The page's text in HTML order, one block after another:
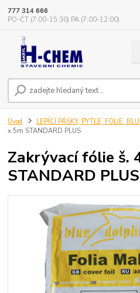
777 314 666
PO-ČT (7:00-15:30) PA (7:00-12:00)
Úvod LEPÍCÍ PÁSKY, PYTLE, FÓLIE,
x 5m STANDARD PLUS
Zakrývací fólie š.
STANDARD PLUS